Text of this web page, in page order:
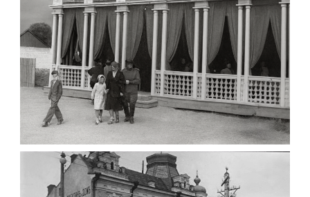
ПАВІЛЬЙОН МОРОЗИВА ЖИТОМИР 1947
Фото Житомир (1945-
1960)
Leave a comment